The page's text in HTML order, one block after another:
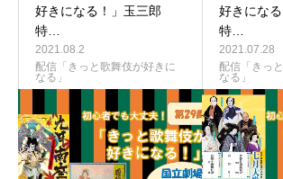
好きになる！」玉三郎
特…
2021.08.2
配信「きっと歌舞伎が好きに
なる」
好きにな
特…
2021.07.28
配信「きっ
なる」